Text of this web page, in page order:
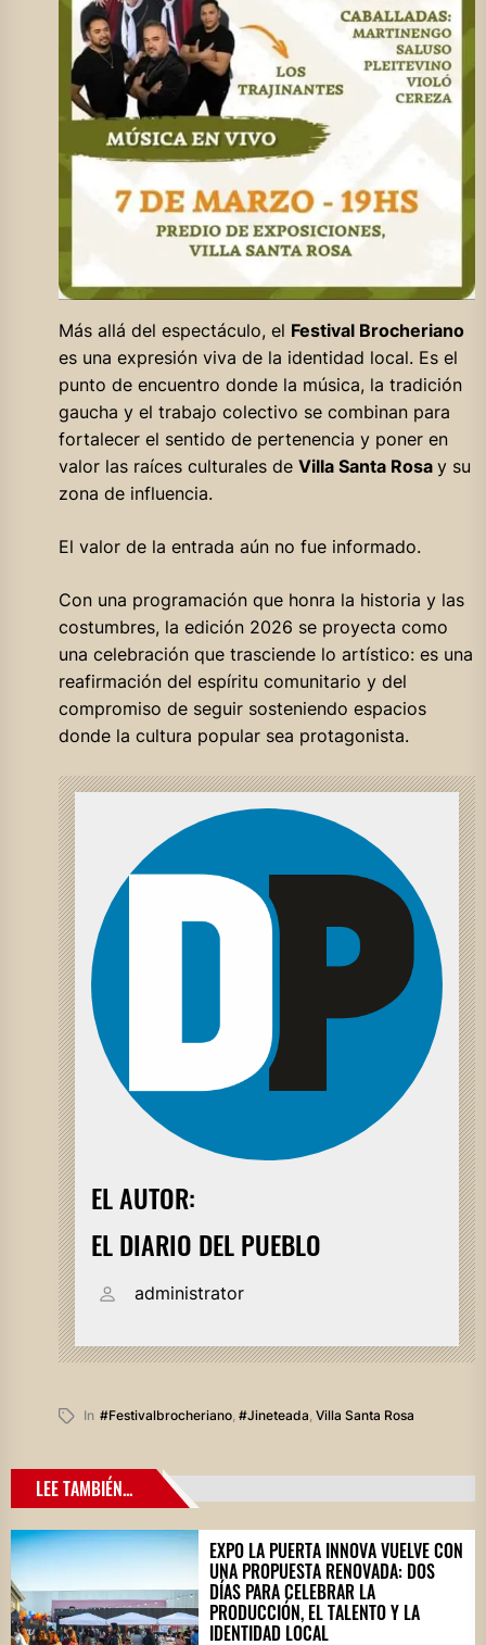
Más allá del espectáculo, el Festival Brocheriano
es una expresión viva de la identidad local. Es el
punto de encuentro donde la música, la tradición
gaucha y el trabajo colectivo se combinan para
fortalecer el sentido de pertenencia y poner en
valor las raíces culturales de Villa Santa Rosa y su
zona de influencia.
El valor de la entrada aún no fue informado.
Con una programación que honra la historia y las
costumbres, la edición 2026 se proyecta como
una celebración que trasciende lo artístico: es una
reafirmación del espíritu comunitario y del
compromiso de seguir sosteniendo espacios
donde la cultura popular sea protagonista.
EL AUTOR:
EL DIARIO DEL PUEBLO
administrator
In #festivalbrocheriano, #jineteada, Villa Santa Rosa
LEE TAMBIÉN...
EXPO LA PUERTA INNOVA VUELVE CON
UNA PROPUESTA RENOVADA: DOS
DÍAS PARA CELEBRAR LA
PRODUCCIÓN, EL TALENTO Y LA
IDENTIDAD LOCAL